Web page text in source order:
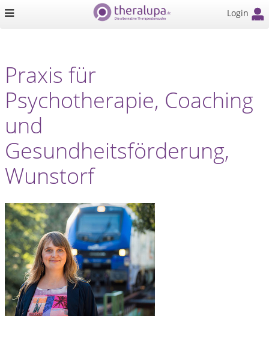
Login
Praxis für
Psychotherapie, Coaching
und
Gesundheitsförderung,
Wunstorf